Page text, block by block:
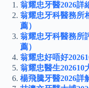
翁耀忠牙醫2026詳
翁耀忠牙科醫務所
薦）
翁耀忠牙科醫務所
薦）
翁耀忠好唔好
翁耀忠醫生
楊飛騰牙醫2026詳